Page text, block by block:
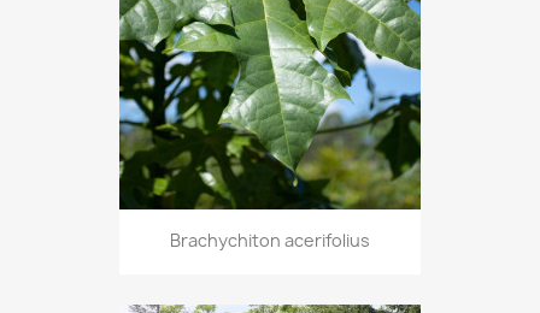
Brachychiton acerifolius